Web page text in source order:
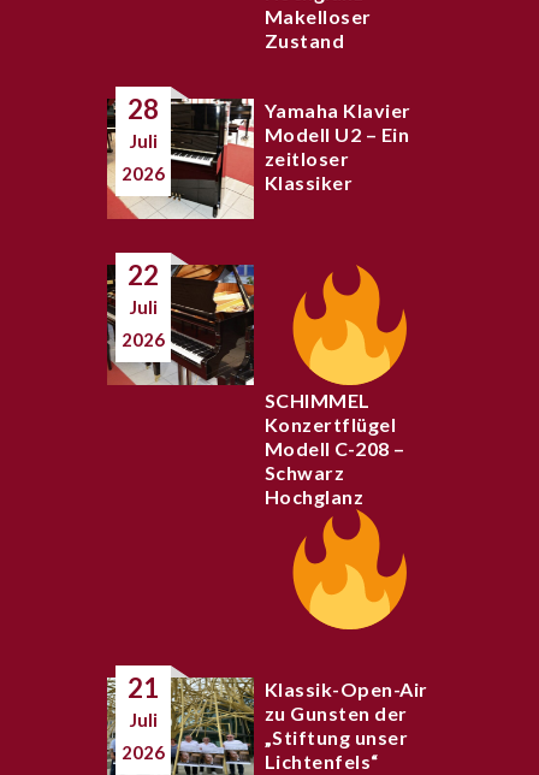
Makelloser
Zustand
28
Juli
2026
Yamaha Klavier
Modell U2 – Ein
zeitloser
Klassiker
22
Juli
2026
SCHIMMEL
Konzertflügel
Modell C-208 –
Schwarz
Hochglanz
21
Juli
2026
Klassik-Open-Air
zu Gunsten der
„Stiftung unser
Lichtenfels“